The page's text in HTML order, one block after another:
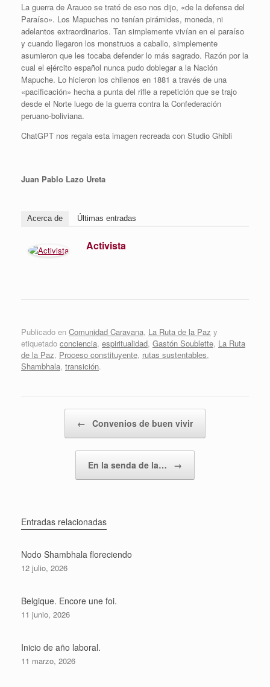
La guerra de Arauco se trató de eso nos dijo, «de la defensa del
Paraíso». Los Mapuches no tenían pirámides, moneda, ni
adelantos extraordinarios. Tan simplemente vivían en el paraíso
y cuando llegaron los monstruos a caballo, simplemente
asumieron que les tocaba defender lo más sagrado. Razón por la
cual el ejército español nunca pudo doblegar a la Nación
Mapuche. Lo hicieron los chilenos en 1881 a través de una
«pacificación» hecha a punta del rifle a repetición que se trajo
desde el Norte luego de la guerra contra la Confederación
peruano-boliviana.
ChatGPT nos regala esta imagen recreada con Studio Ghibli
Juan Pablo Lazo Ureta
Acerca de Últimas entradas
Activista
Publicado en Comunidad Caravana, La Ruta de la Paz y
etiquetado conciencia, espiritualidad, Gastón Soublette, La Ruta
de la Paz, Proceso constituyente, rutas sustentables,
Shambhala, transición.
← Convenios de buen vivir
En la senda de la… →
Entradas relacionadas
Nodo Shambhala floreciendo
12 julio, 2026
Belgique. Encore une foi.
11 junio, 2026
Inicio de año laboral.
11 marzo, 2026